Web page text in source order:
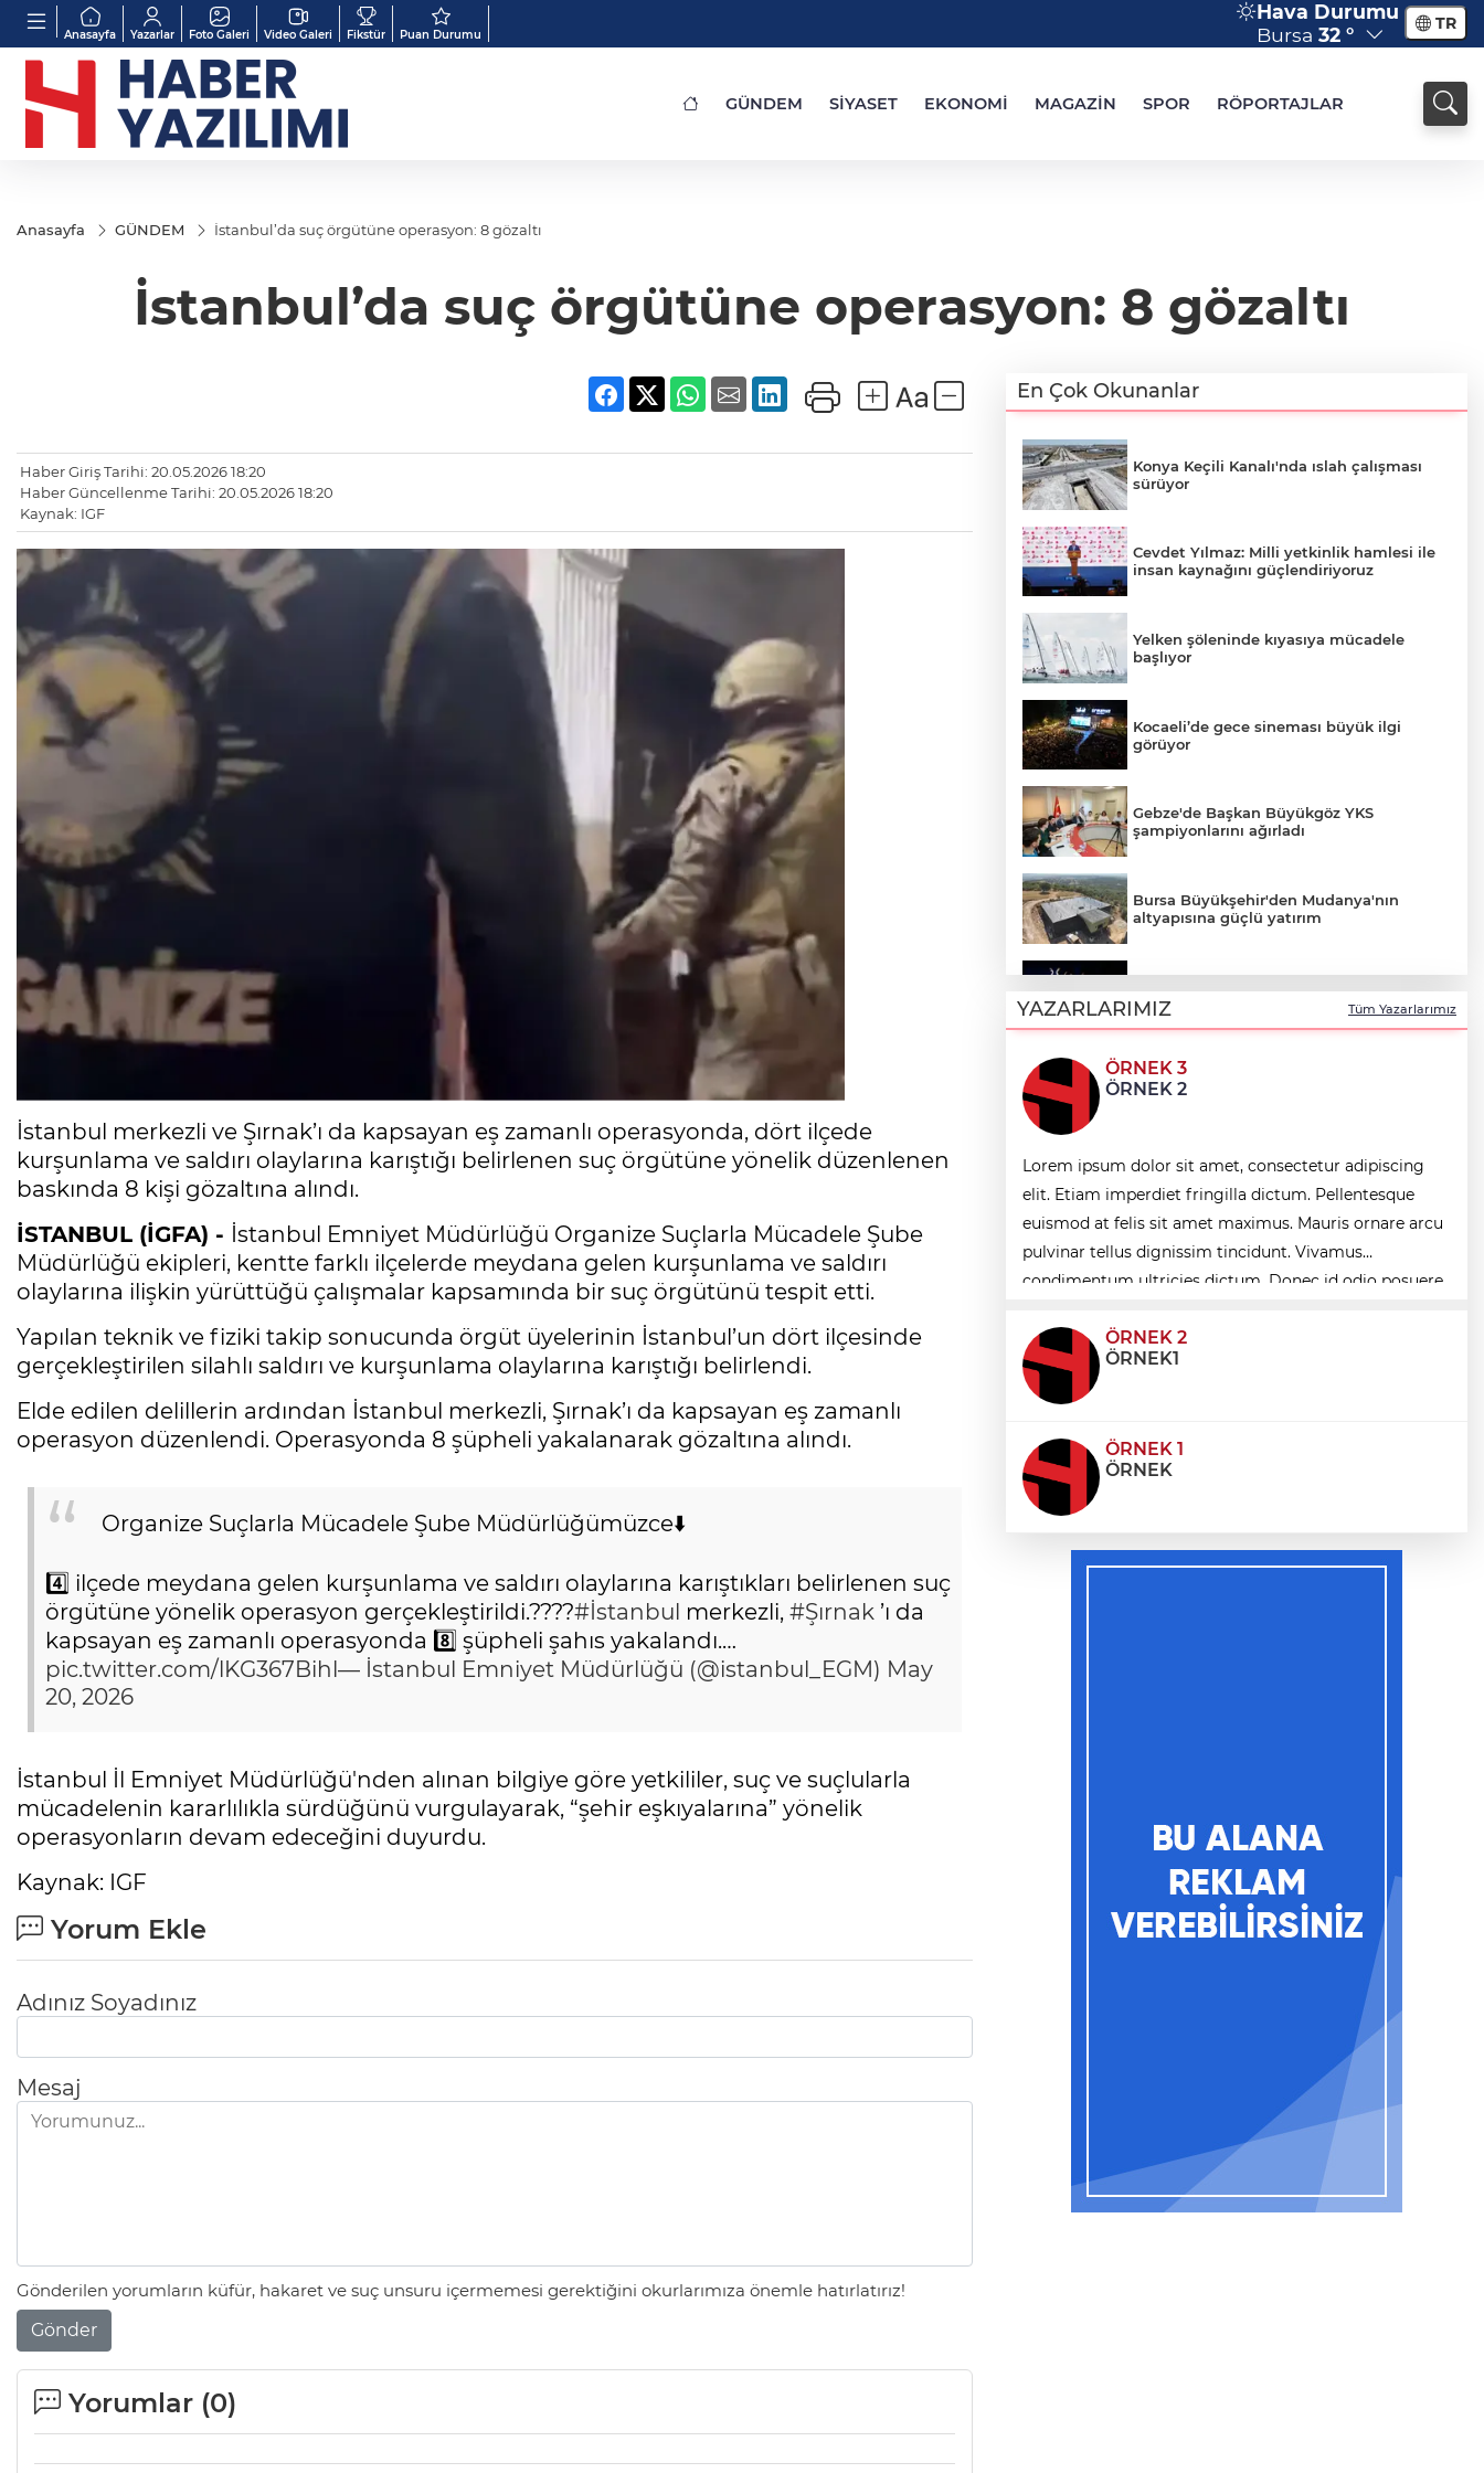
Anasayfa Yazarlar Foto Galeri Video Galeri Fikstür Puan Durumu
Hava Durumu
Bursa 32 ° TR
GÜNDEM SİYASET EKONOMİ MAGAZİN SPOR RÖPORTAJLAR
Anasayfa GÜNDEM İstanbul’da suç örgütüne operasyon: 8 gözaltı
İstanbul’da suç örgütüne operasyon: 8 gözaltı
Haber Giriş Tarihi: 20.05.2026 18:20
Haber Güncellenme Tarihi: 20.05.2026 18:20
Kaynak: IGF
İstanbul merkezli ve Şırnak’ı da kapsayan eş zamanlı operasyonda, dört ilçede
kurşunlama ve saldırı olaylarına karıştığı belirlenen suç örgütüne yönelik düzenlenen
baskında 8 kişi gözaltına alındı.
İSTANBUL (İGFA) - İstanbul Emniyet Müdürlüğü Organize Suçlarla Mücadele Şube
Müdürlüğü ekipleri, kentte farklı ilçelerde meydana gelen kurşunlama ve saldırı
olaylarına ilişkin yürüttüğü çalışmalar kapsamında bir suç örgütünü tespit etti.
Yapılan teknik ve fiziki takip sonucunda örgüt üyelerinin İstanbul’un dört ilçesinde
gerçekleştirilen silahlı saldırı ve kurşunlama olaylarına karıştığı belirlendi.
Elde edilen delillerin ardından İstanbul merkezli, Şırnak’ı da kapsayan eş zamanlı
operasyon düzenlendi. Operasyonda 8 şüpheli yakalanarak gözaltına alındı.
Organize Suçlarla Mücadele Şube Müdürlüğümüzce⬇️
4️⃣ ilçede meydana gelen kurşunlama ve saldırı olaylarına karıştıkları belirlenen suç
örgütüne yönelik operasyon gerçekleştirildi.????#İstanbul merkezli, #Şırnak ’ı da
kapsayan eş zamanlı operasyonda 8️⃣ şüpheli şahıs yakalandı.…
pic.twitter.com/lKG367Bihl — İstanbul Emniyet Müdürlüğü (@istanbul_EGM) May
20, 2026
İstanbul İl Emniyet Müdürlüğü'nden alınan bilgiye göre yetkililer, suç ve suçlularla
mücadelenin kararlılıkla sürdüğünü vurgulayarak, “şehir eşkıyalarına” yönelik
operasyonların devam edeceğini duyurdu.
Kaynak: IGF
Yorum Ekle
Adınız Soyadınız
Mesaj
Gönderilen yorumların küfür, hakaret ve suç unsuru içermemesi gerektiğini okurlarımıza önemle hatırlatırız!
Gönder
Yorumlar (0)
En Çok Okunanlar
Konya Keçili Kanalı'nda ıslah çalışması
sürüyor
Cevdet Yılmaz: Milli yetkinlik hamlesi ile
insan kaynağını güçlendiriyoruz
Yelken şöleninde kıyasıya mücadele
başlıyor
Kocaeli’de gece sineması büyük ilgi
görüyor
Gebze'de Başkan Büyükgöz YKS
şampiyonlarını ağırladı
Bursa Büyükşehir'den Mudanya'nın
altyapısına güçlü yatırım
Gölü” büyüsü
İstanbul Maltepe’de ilaçlama çalışmaları
sürüyor
Bursa Nilüfer'de Başkan Özdemir,
Esentepeliler’i dinledi
İzmir Efes Selçuk'ta engelsiz yaşamda
üreterek güçleniyorlar
YAZARLARIMIZ Tüm Yazarlarımız
ÖRNEK 3
ÖRNEK 2
Lorem ipsum dolor sit amet, consectetur adipiscing
elit. Etiam imperdiet fringilla dictum. Pellentesque
euismod at felis sit amet maximus. Mauris ornare arcu
pulvinar tellus dignissim tincidunt. Vivamus
condimentum ultricies dictum. Donec id odio posuere,
ÖRNEK 2
ÖRNEK1
ÖRNEK 1
ÖRNEK